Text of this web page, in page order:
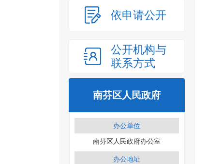
依申请公开
公开机构与
联系方式
南芬区人民政府
办公单位
南芬区人民政府办公室
办公地址